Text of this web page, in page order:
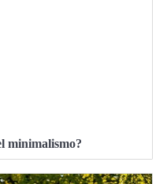
minimalismo?